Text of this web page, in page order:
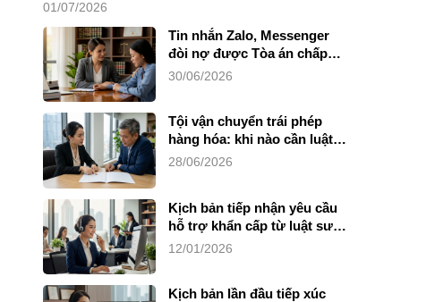
01/07/2026
Tin nhắn Zalo, Messenger
đòi nợ được Tòa án chấp
nhận không?
30/06/2026
Tội vận chuyển trái phép
hàng hóa: khi nào cần luật
sư?
28/06/2026
Kịch bản tiếp nhận yêu cầu
hỗ trợ khẩn cấp từ luật sư
riêng
12/01/2026
Kịch bản lần đầu tiếp xúc